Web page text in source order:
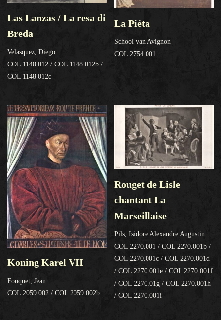
Las Lanzas / La resa di
Breda
Velasquez, Diego
COL 1148.012 / COL 1148.012b /
COL 1148.012c
La Piéta
School van Avignon
COL 2754.001
Koning Karel VII
Fouquet, Jean
COL 2059.002 / COL 2059.002b
Rouget de Lisle
chantant La
Marseillaise
Pils, Isidore Alexandre Augustin
COL 2270.001 / COL 2270.001b /
COL 2270.001c / COL 2270.001d
/ COL 2270.001e / COL 2270.001f
/ COL 2270.01g / COL 2270.001h
/ COL 2270.001i